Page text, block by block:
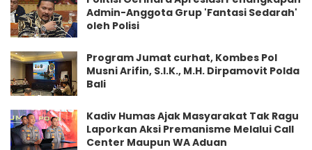
Admin-Anggota Grup 'Fantasi Sedarah'
oleh Polisi
Program Jumat curhat, Kombes Pol
Musni Arifin, S.I.K., M.H. Dirpamovit Polda
Bali
Kadiv Humas Ajak Masyarakat Tak Ragu
Laporkan Aksi Premanisme Melalui Call
Center Maupun WA Aduan